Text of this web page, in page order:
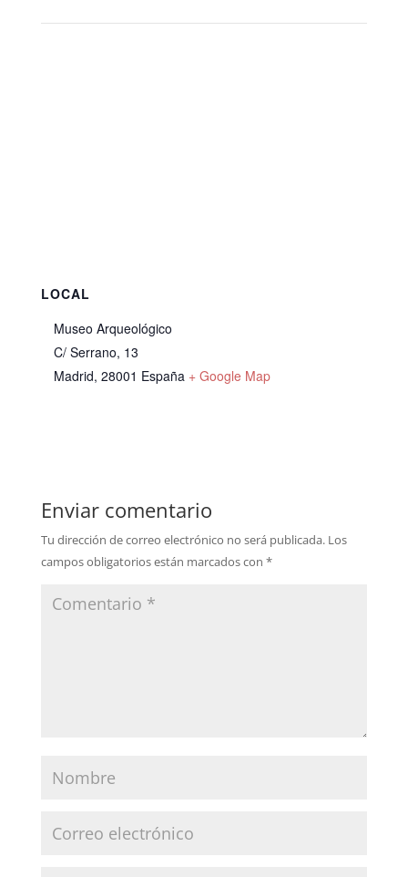
LOCAL
Museo Arqueológico
C/ Serrano, 13
Madrid, 28001 España + Google Map
Enviar comentario
Tu dirección de correo electrónico no será publicada. Los
campos obligatorios están marcados con *